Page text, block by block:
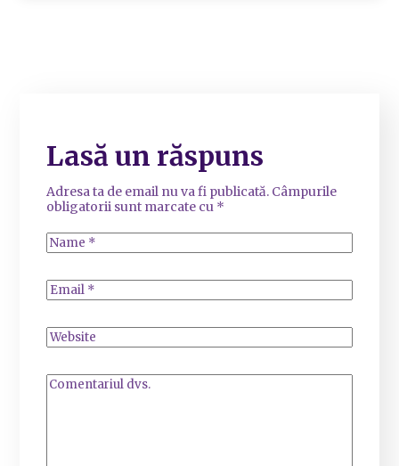
Lasă un răspuns
Adresa ta de email nu va fi publicată. Câmpurile
obligatorii sunt marcate cu *